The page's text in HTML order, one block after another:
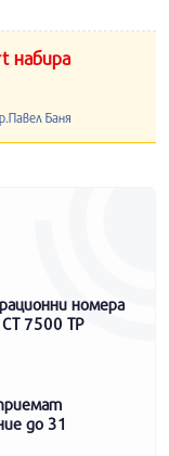
набира
Баня
номера
7500 ТР
до 31